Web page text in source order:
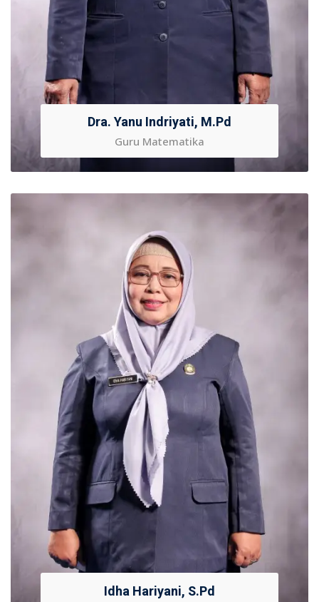
Dra. Yanu Indriyati, M.Pd
Guru Matematika
Idha Hariyani, S.Pd